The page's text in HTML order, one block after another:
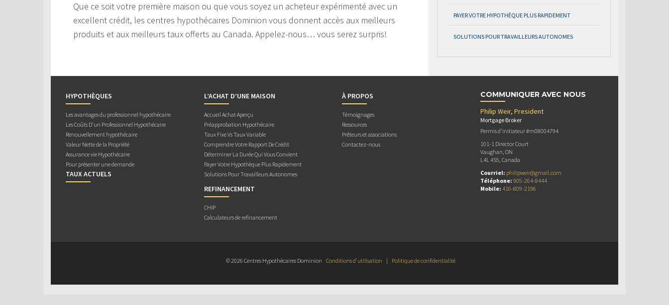
Que ce soit votre première maison ou que vous soyez un acheteur expérimenté avec un
excellent crédit, les centres hypothécaires Dominion vous donnent accès aux meilleurs
produits et aux meilleurs taux offerts au Canada. Appelez-nous… vous serez surpris!
PAYER VOTRE HYPOTHÈQUE PLUS RAPIDEMENT
SOLUTIONS POUR TRAVAILLEURS AUTONOMES
HYPOTHÈQUES
Les avantages du professionnel hypothécaire
Les Coûts D’un Professionnel Hypothécaire
Renouvellement hypothécaire
Valeur Nette de la Propriété
Assurance vie Hypothécaire
Pour présenter une demande
TAUX ACTUELS
L’ACHAT D’UNE MAISON
Accueil Achat Aperçu
Préapprobation Hypothécaire
Taux Fixe Vs Taux Variable
Comprendre Votre Rapport De Crédit
Déterminer La Durée Qui Vous Convient
Payer Votre Hypothèque Plus Rapidement
Solutions Pour Travailleurs Autonomes
REFINANCEMENT
CHIP
Calculateurs de refinancement
À PROPOS
Témoignages
Ressources
Prêteurs et associations
Contactez-nous
COMMUNIQUER AVEC NOUS
Philip Weir, President
Mortgage Broker
Permis d’initiateur #m08004794
101-1 Director Court
Vaughan, ON
L4L 4S5, Canada
Courriel: philipweir@gmail.com
Téléphone: 905-264-8444
Mobile: 416-809-2196
© 2026 Centres Hypothécaires Dominion Conditions d’utilisation | Politique de confidentialité